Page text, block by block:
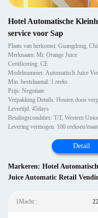
Hotel Automatische
service voor Sap
Plaats van herkomst: Guangdong,
Merknaam: Mr. Orange Juice
Certificering: CE
Modelnummer: Automatisch Juice
Min. bestelaantal: 1 reeks
Prijs: Negotiate
Verpakking Details: Houten doos
Levertijd: 45days
Betalingscondities: T/T, Western
Levering vermogen: 100 reeksen/
Detail
Markeren: Hotel
Juice Automatic Retail
1Macht::